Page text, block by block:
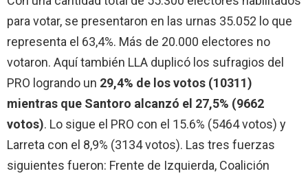
para votar, se presentaron en las urnas 35.052 lo que
representa el 63,4%. Más de 20.000 electores no
votaron. Aquí también LLA duplicó los sufragios del
PRO logrando un 29,4% de los votos (10311)
mientras que Santoro alcanzó el 27,5% (9662
votos). Lo sigue el PRO con el 15.6% (5464 votos) y
Larreta con el 8,9% (3134 votos). Las tres fuerzas
siguientes fueron: Frente de Izquierda, Coalición